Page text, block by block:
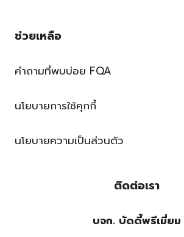
ช่วยเหลือ
คำถามที่พบบ่อย FQA
นโยบายการใช้คุกกี้
นโยบายความเป็นส่วนตัว
ติดต่อเรา
บจก. บัดดี้พรีเมี่ยม